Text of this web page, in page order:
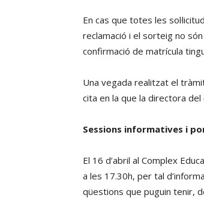
En cas que totes les
reclamació i el sorteig no
confirmació de matrícula
Una vegada realitzat el
cita en la que la directora
Sessions informatives i
El 16 d’abril al Complex
a les 17.30h, per tal
qüestions que puguin tenir,